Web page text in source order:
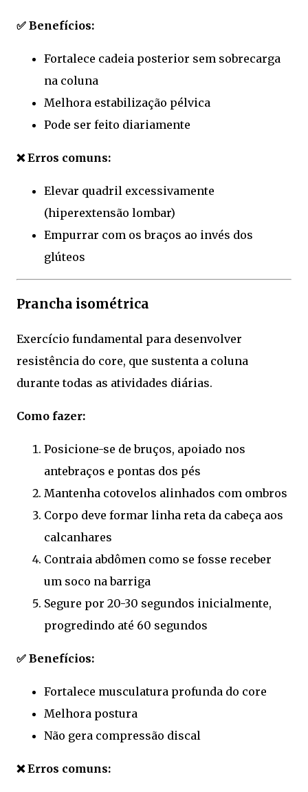
✅ Benefícios:
Fortalece cadeia posterior sem sobrecarga
na coluna
Melhora estabilização pélvica
Pode ser feito diariamente
❌ Erros comuns:
Elevar quadril excessivamente
(hiperextensão lombar)
Empurrar com os braços ao invés dos
glúteos
Prancha isométrica
Exercício fundamental para desenvolver
resistência do core, que sustenta a coluna
durante todas as atividades diárias.
Como fazer:
Posicione-se de bruços, apoiado nos
antebraços e pontas dos pés
Mantenha cotovelos alinhados com ombros
Corpo deve formar linha reta da cabeça aos
calcanhares
Contraia abdômen como se fosse receber
um soco na barriga
Segure por 20-30 segundos inicialmente,
progredindo até 60 segundos
✅ Benefícios:
Fortalece musculatura profunda do core
Melhora postura
Não gera compressão discal
❌ Erros comuns: